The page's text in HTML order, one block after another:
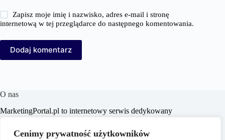
Cenimy prywatność użytkowników
Zapisz moje imię i nazwisko, adres e-mail i stronę
internetową w tej przeglądarce do następnego komentowania.
Dodaj komentarz
O nas
MarketingPortal.pl to internetowy serwis dedykowany
profesjonalistom i entuzjastom branży marketingowej,
oferujący szeroki wachlarz informacji, analiz oraz
praktycznych porad z zakresu marketingu, biznesu, e-